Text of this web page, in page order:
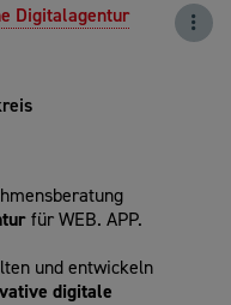
Digitalagentur
für WEB. APP.
und entwickeln
digitale